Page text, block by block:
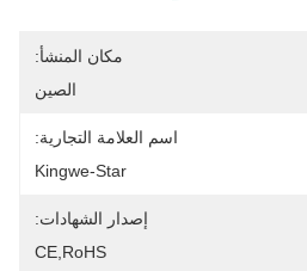
مكان المنشأ:
الصين
اسم العلامة التجارية:
Kingwe-Star
إصدار الشهادات:
CE,RoHS